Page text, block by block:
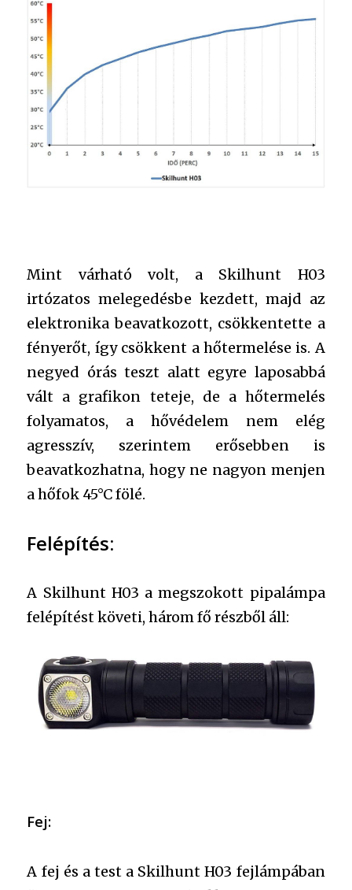
Mint várható volt, a Skilhunt H03
irtózatos melegedésbe kezdett, majd az
elektronika beavatkozott, csökkentette a
fényerőt, így csökkent a hőtermelése is. A
negyed órás teszt alatt egyre laposabbá
vált a grafikon teteje, de a hőtermelés
folyamatos, a hővédelem nem elég
agresszív, szerintem erősebben is
beavatkozhatna, hogy ne nagyon menjen
a hőfok 45°C fölé.
Felépítés:
A Skilhunt H03 a megszokott pipalámpa
felépítést követi, három fő részből áll:
Fej:
A fej és a test a Skilhunt H03 fejlámpában